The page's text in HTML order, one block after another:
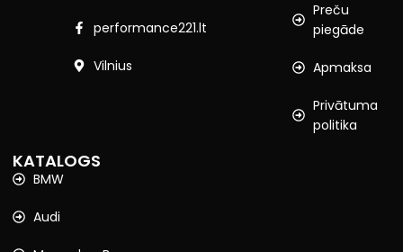
performance221.lt
Vilnius
Preču
piegāde
Apmaksa
Privātuma
politika
KATALOGS
BMW
Audi